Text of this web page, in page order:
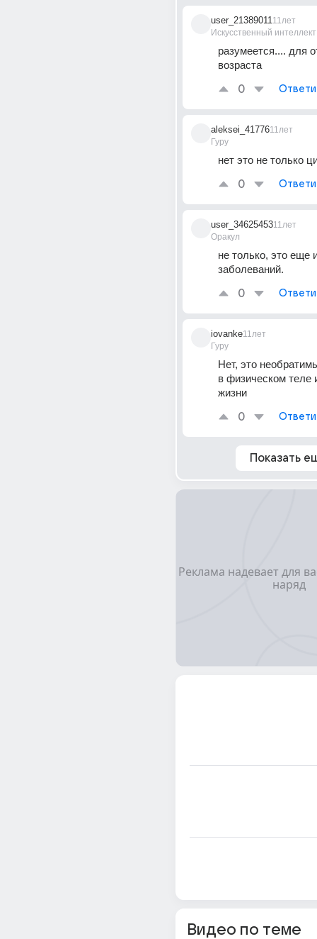
user_21389011
Искусственный интеллект
11лет
разумеется.... для
возраста
0
aleksei_41776
Гуру
11лет
нет это не только
0
user_34625453
Оракул
11лет
не только, это еще
заболеваний.
0
iovanke
Гуру
11лет
Нет, это
в физическом теле
жизни
0
Показать
Видео по теме